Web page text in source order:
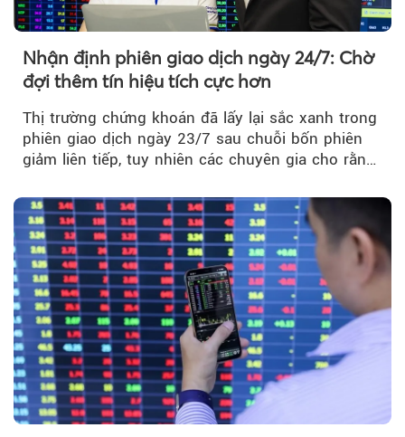
Nhận định phiên giao dịch ngày 24/7: Chờ
đợi thêm tín hiệu tích cực hơn
Thị trường chứng khoán đã lấy lại sắc xanh trong
phiên giao dịch ngày 23/7 sau chuỗi bốn phiên
giảm liên tiếp, tuy nhiên các chuyên gia cho rằng